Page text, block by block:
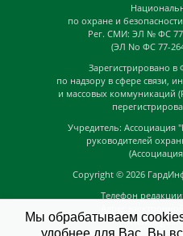
по охране и
Рег. СМИ: ЭЛ № ФС 77
(ЭЛ No ФС 77-
Зарегистрировано
по надзору в сфере связи,
и массовых коммуникаций
Учредитель: Ассоциация
руководителей
Copyright © 2026
Телефон
Мы обрабатываем
удобнее для Вас. Вы